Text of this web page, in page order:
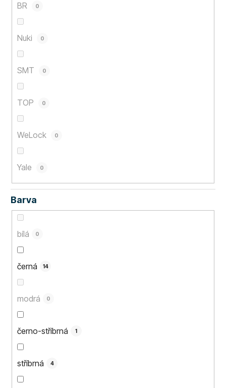
BR 0
Nuki 0
SMT 0
TOP 0
WeLock 0
Yale 0
Barva
bílá 0
černá 14
modrá 0
černo-stříbrná 1
stříbrná 4